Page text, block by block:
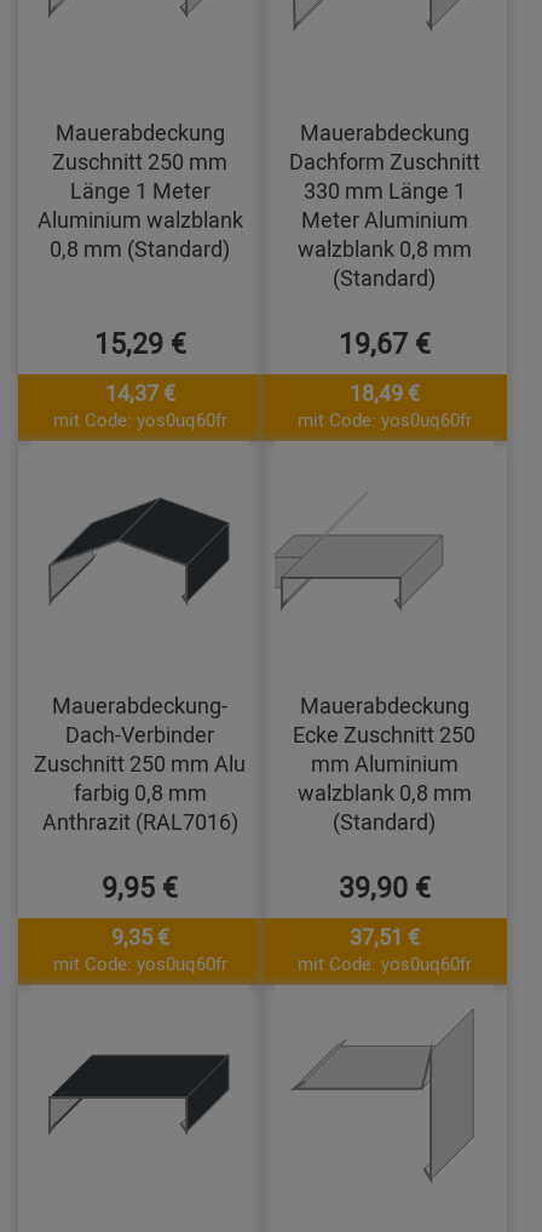
Mauerabdeckung
Zuschnitt 250 mm
Länge 1 Meter
Aluminium walzblank
0,8 mm (Standard)
15,29 €
14,37 €
mit Code: yos0uq60fr
Mauerabdeckung
Dachform Zuschnitt
330 mm Länge 1
Meter Aluminium
walzblank 0,8 mm
(Standard)
19,67 €
18,49 €
mit Code: yos0uq60fr
Mauerabdeckung-
Dach-Verbinder
Zuschnitt 250 mm Alu
farbig 0,8 mm
Anthrazit (RAL7016)
9,95 €
9,35 €
mit Code: yos0uq60fr
Mauerabdeckung
Ecke Zuschnitt 250
mm Aluminium
walzblank 0,8 mm
(Standard)
39,90 €
37,51 €
mit Code: yos0uq60fr